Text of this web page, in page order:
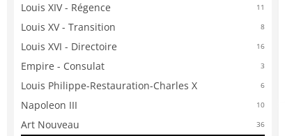
Louis XIV - Régence 11
Louis XV - Transition 8
Louis XVI - Directoire 16
Empire - Consulat 3
Louis Philippe-Restauration-Charles X 6
Napoleon III 10
Art Nouveau 36